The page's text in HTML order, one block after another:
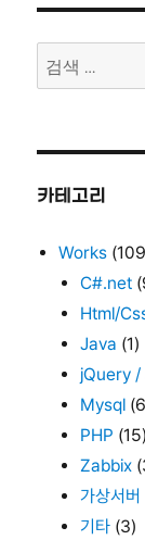
검
색:
카테고리
Works
C#.net
Html/
Java (1)
jQuery
Mysql
PHP (15)
Zabbix
가상서버
기타 (3)